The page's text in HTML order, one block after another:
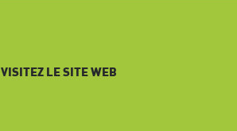
VISITEZ LE SITE WEB